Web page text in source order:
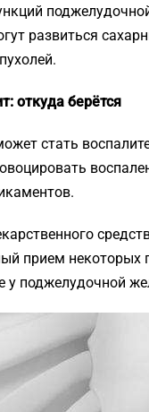
развиться
откуда берётся
стать
прием некоторых
у поджелудочной